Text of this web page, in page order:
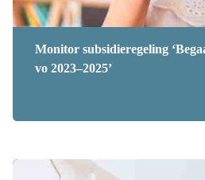
Monitor subsidieregeling
vo 2023–2025’